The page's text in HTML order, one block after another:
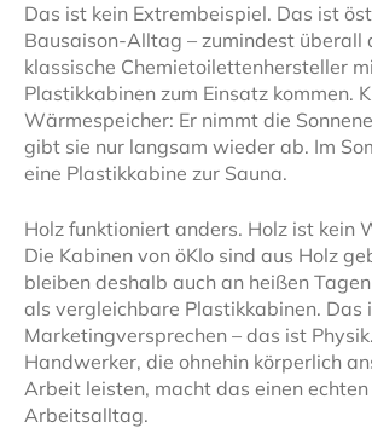
Das ist kein Extrembeispiel. Das ist
Bausaison-Alltag – zumindest überall
klassische Chemietoilettenhersteller
Plastikkabinen zum Einsatz kommen.
Wärmespeicher: Er nimmt die
gibt sie nur langsam wieder ab. Im
eine Plastikkabine zur Sauna.
Holz funktioniert anders. Holz ist kein
Die Kabinen von öKlo sind aus Holz
bleiben deshalb auch an heißen
als vergleichbare Plastikkabinen. Das
Marketingversprechen – das ist
Handwerker, die ohnehin körperlich
Arbeit leisten, macht das einen
Arbeitsalltag.